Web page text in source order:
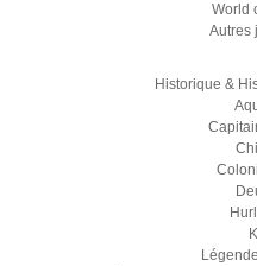
World
Autres
Historique &